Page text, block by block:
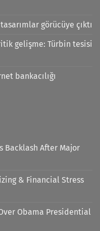
görücüye çıktı
gelişme: Türbin tesisi
bankacılığı
Backlash After Major
& Financial Stress
Obama Presidential